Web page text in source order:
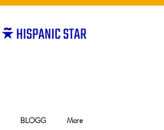
BLOGG More